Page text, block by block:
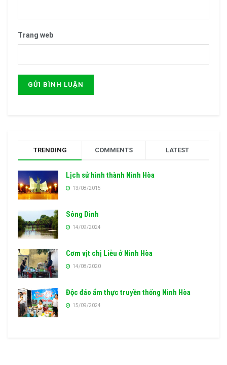
Trang web
TRENDING COMMENTS LATEST
Lịch sử hình thành Ninh Hòa
13/08/2015
Sông Dinh
14/09/2024
Cơm vịt chị Liễu ở Ninh Hòa
14/08/2020
Độc đáo ẩm thực truyền thống Ninh Hòa
15/09/2024